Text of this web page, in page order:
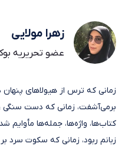
زهرا مولایی
عضو تحریریه
زمانی که ترس از هیولاهای پنهان
برمی‌آشفت، زمانی که دست سنگی
کتاب‌ها، واژه‌ها، جمله‌ها مأوایم
زبانم ربود، زمانی که سکوت سرد